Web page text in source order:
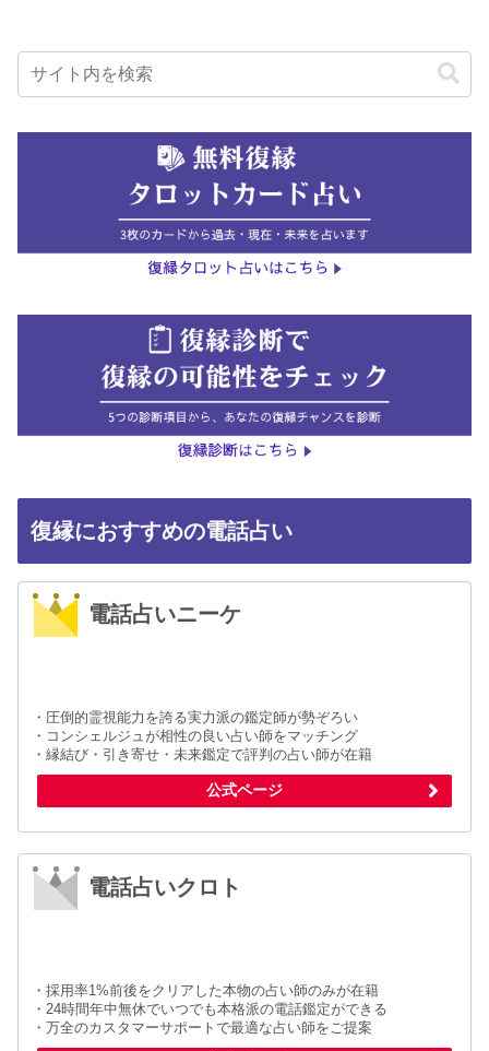
復縁におすすめの電話占い
電話占いニーケ
・圧倒的霊視能力を誇る実力派の鑑定師が勢ぞろい
・コンシェルジュが相性の良い占い師をマッチング
・縁結び・引き寄せ・未来鑑定で評判の占い師が在籍
公式ページ
電話占いクロト
・採用率1%前後をクリアした本物の占い師のみが在籍
・24時間年中無休でいつでも本格派の電話鑑定ができる
・万全のカスタマーサポートで最適な占い師をご提案